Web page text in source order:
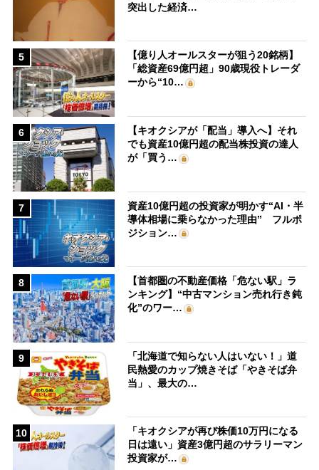
突出した経済…
5
【億り人オールスターが狙う20銘柄】
「総資産69億円超」90歳現役トレーダ
ーから“10…
6
【キオクシアが「配当」導入へ】それ
でも資産10億円超の配当株投資の達人
が「買う…
7
資産10億円超の投資家が明かす“AI・半
導体相場に乗らなかった理由” フルポ
ジション…
8
【首都圏の不動産価格「危ない駅」ラ
ンキング】“中古マンション売れ行き鈍
化”のワー…
9
「北海道で知らない人はいない！」道
民熱愛のカップ焼きそば「やきそば弁
当」、最大の…
10
「キオクシアが再び株価10万円になる
日は遠い」資産3億円超のサラリーマン
投資家が…